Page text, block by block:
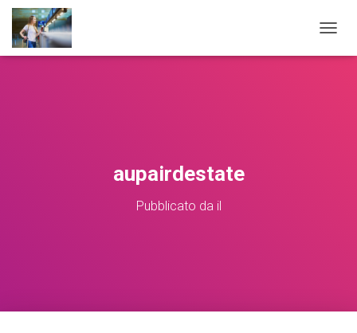
aupairdestate
Pubblicato da il